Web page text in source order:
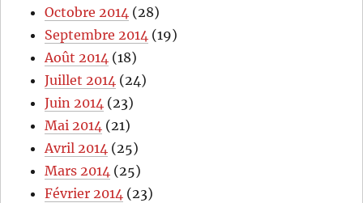
Octobre 2014 (28)
Septembre 2014 (19)
Août 2014 (18)
Juillet 2014 (24)
Juin 2014 (23)
Mai 2014 (21)
Avril 2014 (25)
Mars 2014 (25)
Février 2014 (23)